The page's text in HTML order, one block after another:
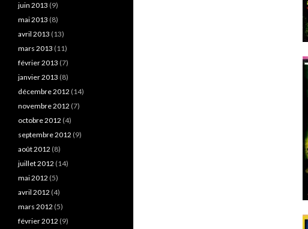
juin 2013 (9)
mai 2013 (8)
avril 2013 (13)
mars 2013 (11)
février 2013 (7)
janvier 2013 (8)
décembre 2012 (14)
novembre 2012 (7)
octobre 2012 (4)
septembre 2012 (9)
août 2012 (8)
juillet 2012 (14)
mai 2012 (5)
avril 2012 (4)
mars 2012 (5)
février 2012 (9)